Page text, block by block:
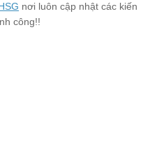
nơi luôn cập nhật các kiến
công!!